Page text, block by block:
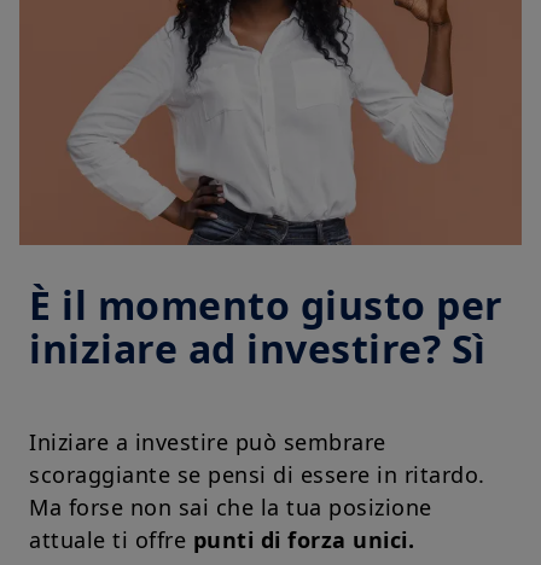
È il momento giusto per
iniziare ad investire? Sì
Iniziare a investire può sembrare
scoraggiante se pensi di essere in ritardo.
Ma forse non sai che la tua posizione
attuale ti offre punti di forza unici.